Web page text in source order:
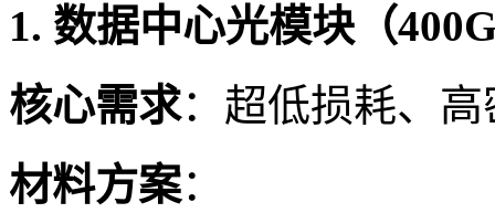
1. 数据中心光模块（
核心需求：超低损耗、
材料方案：